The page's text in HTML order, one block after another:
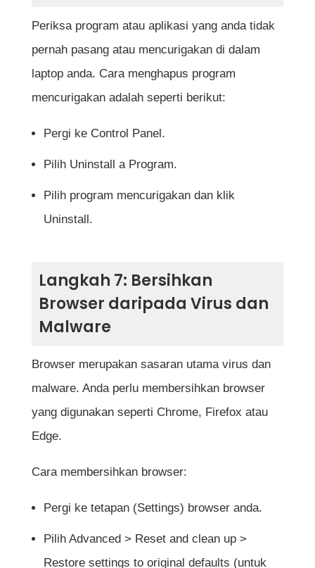
Periksa program atau aplikasi yang anda tidak
pernah pasang atau mencurigakan di dalam
laptop anda. Cara menghapus program
mencurigakan adalah seperti berikut:
Pergi ke Control Panel.
Pilih Uninstall a Program.
Pilih program mencurigakan dan klik
Uninstall.
Langkah 7: Bersihkan
Browser daripada Virus dan
Malware
Browser merupakan sasaran utama virus dan
malware. Anda perlu membersihkan browser
yang digunakan seperti Chrome, Firefox atau
Edge.
Cara membersihkan browser:
Pergi ke tetapan (Settings) browser anda.
Pilih Advanced > Reset and clean up >
Restore settings to original defaults (untuk